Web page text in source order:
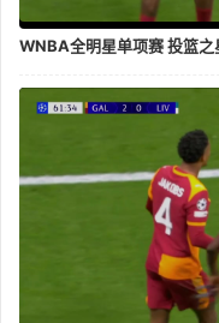
WNBA全明星单项赛 投篮之